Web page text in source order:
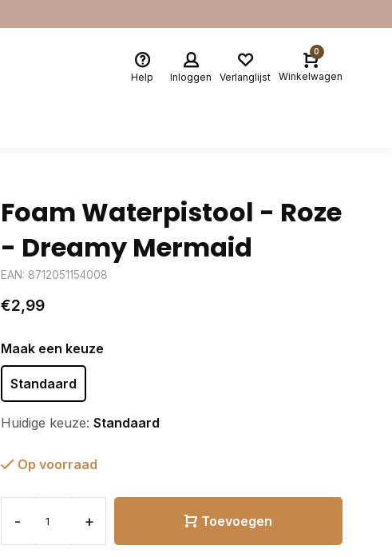
Help Inloggen Verlanglijst
0
Winkelwagen
Foam Waterpistool - Roze
- Dreamy Mermaid
EAN: 8712051154008
€2,99
Maak een keuze
Standaard
Huidige keuze: Standaard
Op voorraad
- + Toevoegen